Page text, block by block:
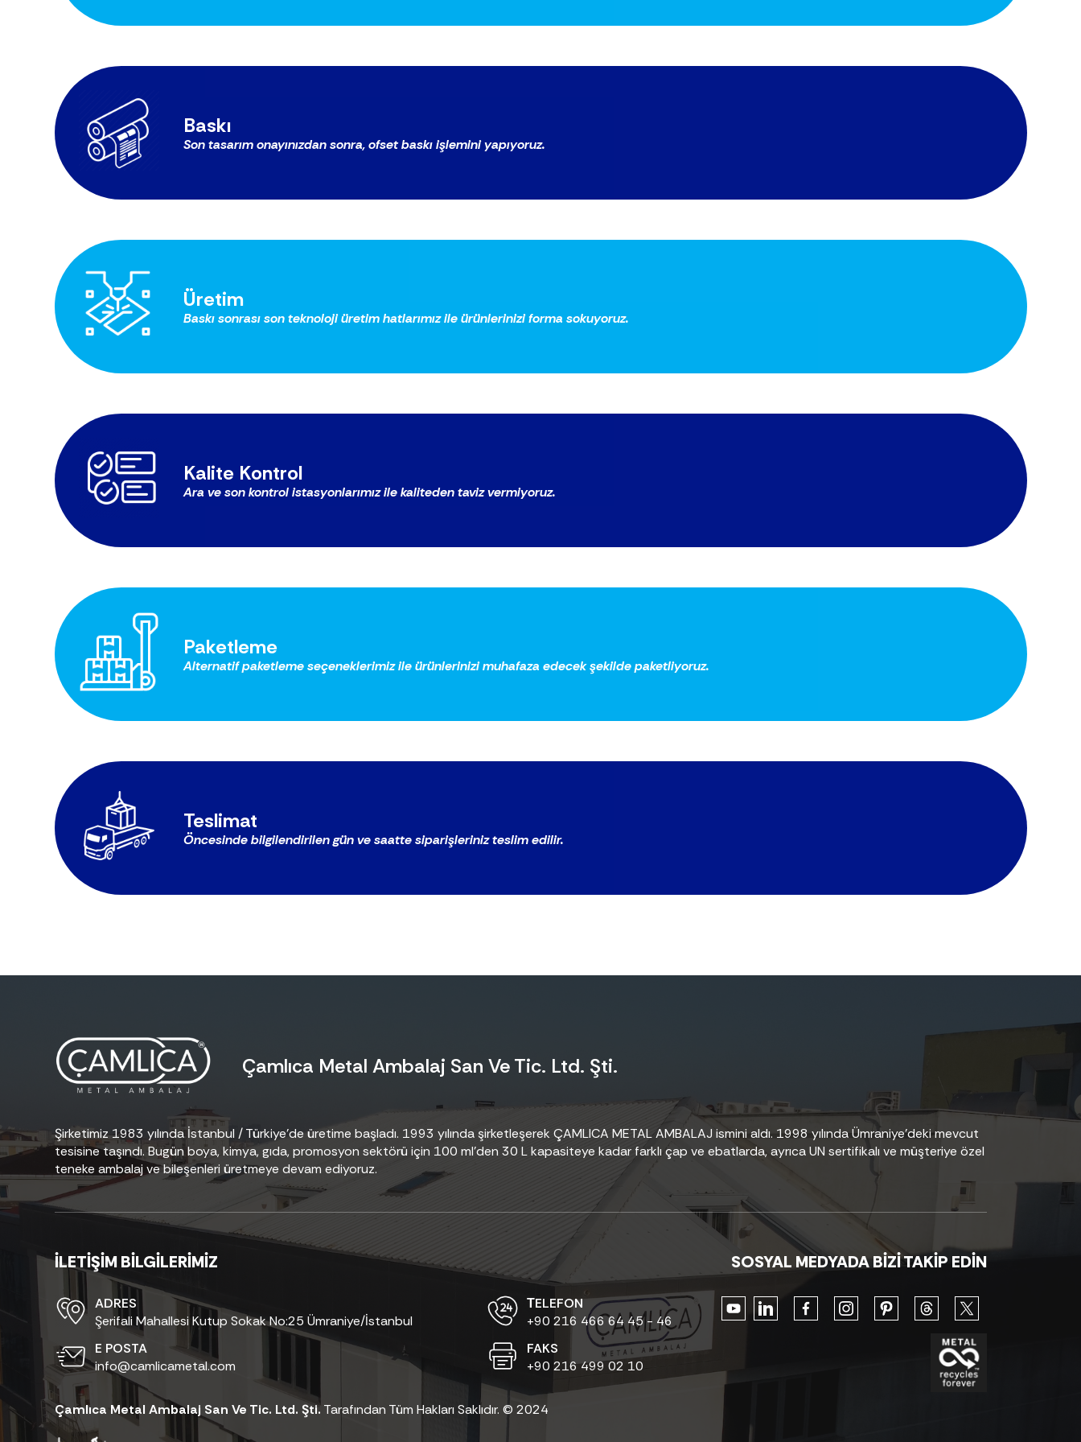
Baskı
Son tasarım onayınızdan sonra, ofset baskı işlemini yapıyoruz.
Üretim
Baskı sonrası son teknoloji üretim hatlarımız ile ürünlerinizi forma sokuyoruz.
Kalite Kontrol
Ara ve son kontrol istasyonlarımız ile kaliteden taviz vermiyoruz.
Paketleme
Alternatif paketleme seçeneklerimiz ile ürünlerinizi muhafaza edecek şekilde paketliyoruz.
Teslimat
Öncesinde bilgilendirilen gün ve saatte siparişleriniz teslim edilir.
Çamlıca Metal Ambalaj San Ve Tic. Ltd. Şti.
Şirketimiz 1983 yılında İstanbul / Türkiye’de üretime başladı. 1993 yılında şirketleşerek ÇAMLICA METAL AMBALAJ ismini aldı. 1998 yılında Ümraniye’deki mevcut
tesisine taşındı. Bugün boya, kimya, gıda, promosyon sektörü için 100 ml’den 30 L kapasiteye kadar farklı çap ve ebatlarda, ayrıca UN sertifikalı ve müşteriye özel
teneke ambalaj ve bileşenleri üretmeye devam ediyoruz.
İLETİŞİM BİLGİLERİMİZ
ADRES
Şerifali Mahallesi Kutup Sokak No:25 Ümraniye/İstanbul
ТELEFON
+90 216 466 64 45 - 46
E POSTA
info@camlicametal.com
FAKS
+90 216 499 02 10
SOSYAL MEDYADA BİZİ TAKİP EDİN
Çamlıca Metal Ambalaj San Ve Tic. Ltd. Şti.Tarafından Tüm Hakları Saklıdır. © 2024